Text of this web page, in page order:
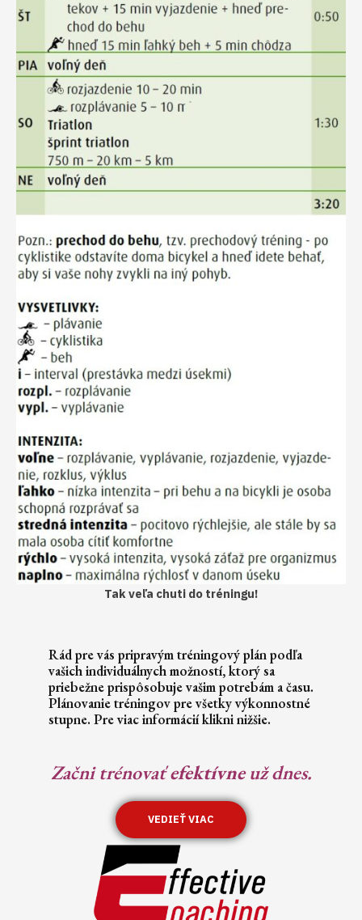
Tak veľa chuti do tréningu!
Rád pre vás pripravým tréningový plán podľa
vašich individuálnych možností, ktorý sa
priebežne prispôsobuje vašim potrebám a času.
Plánovanie tréningov pre všetky výkonnostné
stupne. Pre viac informácií klikni nižšie.
Začni trénovaťefektívneuž dnes.
VEDIEŤ VIAC